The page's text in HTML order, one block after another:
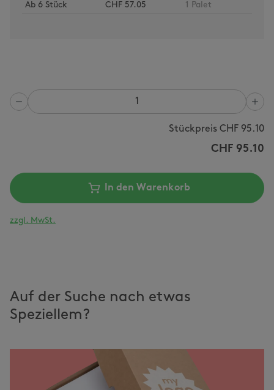
Ab 6 Stück CHF 57.05 1 Palet
Anzahl
Stückpreis CHF 95.10
CHF 95.10
In den Warenkorb
zzgl. MwSt.
Auf der Suche nach etwas
Speziellem?